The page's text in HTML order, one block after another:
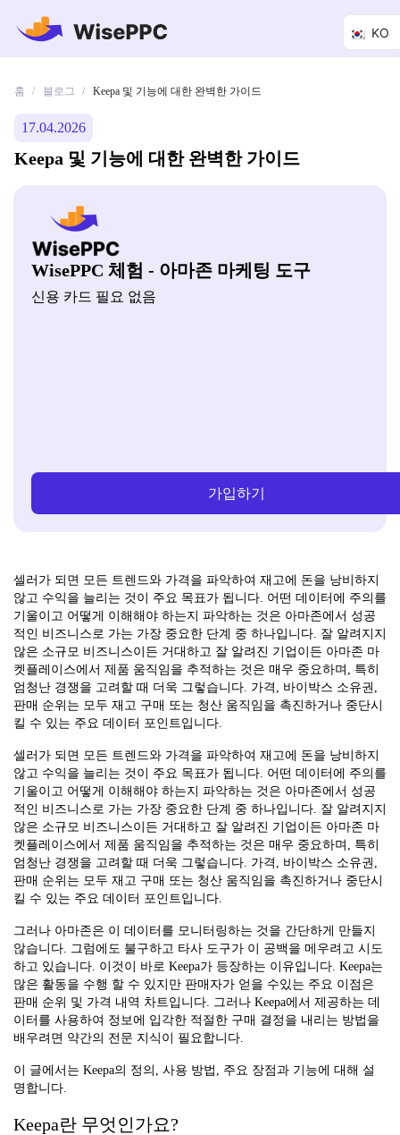
KO
홈 / 블로그 / Keepa 및 기능에 대한 완벽한 가이드
17.04.2026
Keepa 및 기능에 대한 완벽한 가이드
WisePPC 체험 - 아마존 마케팅 도구
신용 카드 필요 없음
가입하기
셀러가 되면 모든 트렌드와 가격을 파악하여 재고에 돈을 낭비하지
않고 수익을 늘리는 것이 주요 목표가 됩니다. 어떤 데이터에 주의를
기울이고 어떻게 이해해야 하는지 파악하는 것은 아마존에서 성공
적인 비즈니스로 가는 가장 중요한 단계 중 하나입니다. 잘 알려지지
않은 소규모 비즈니스이든 거대하고 잘 알려진 기업이든 아마존 마
켓플레이스에서 제품 움직임을 추적하는 것은 매우 중요하며, 특히
엄청난 경쟁을 고려할 때 더욱 그렇습니다. 가격, 바이박스 소유권,
판매 순위는 모두 재고 구매 또는 청산 움직임을 촉진하거나 중단시
킬 수 있는 주요 데이터 포인트입니다.
셀러가 되면 모든 트렌드와 가격을 파악하여 재고에 돈을 낭비하지
않고 수익을 늘리는 것이 주요 목표가 됩니다. 어떤 데이터에 주의를
기울이고 어떻게 이해해야 하는지 파악하는 것은 아마존에서 성공
적인 비즈니스로 가는 가장 중요한 단계 중 하나입니다. 잘 알려지지
않은 소규모 비즈니스이든 거대하고 잘 알려진 기업이든 아마존 마
켓플레이스에서 제품 움직임을 추적하는 것은 매우 중요하며, 특히
엄청난 경쟁을 고려할 때 더욱 그렇습니다. 가격, 바이박스 소유권,
판매 순위는 모두 재고 구매 또는 청산 움직임을 촉진하거나 중단시
킬 수 있는 주요 데이터 포인트입니다.
그러나 아마존은 이 데이터를 모니터링하는 것을 간단하게 만들지
않습니다. 그럼에도 불구하고 타사 도구가 이 공백을 메우려고 시도
하고 있습니다. 이것이 바로 Keepa가 등장하는 이유입니다. Keepa는
많은 활동을 수행 할 수 있지만 판매자가 얻을 수있는 주요 이점은
판매 순위 및 가격 내역 차트입니다. 그러나 Keepa에서 제공하는 데
이터를 사용하여 정보에 입각한 적절한 구매 결정을 내리는 방법을
배우려면 약간의 전문 지식이 필요합니다.
이 글에서는 Keepa의 정의, 사용 방법, 주요 장점과 기능에 대해 설
명합니다.
Keepa란 무엇인가요?